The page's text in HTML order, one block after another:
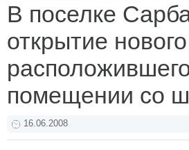
В поселке
открытие
помещении со
16.06.2008